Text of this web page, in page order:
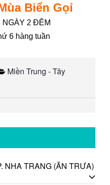
Biển Gọỉ
NGÀY 2 ĐÊM
6 hàng tuần
Miền Trung - Tây
NHA TRANG (ĂN TRƯA)